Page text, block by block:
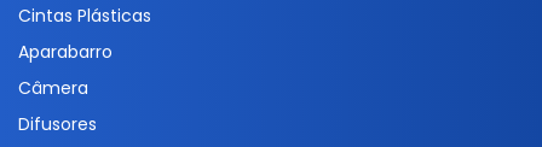
Cintas Plásticas
Aparabarro
Câmera
Difusores